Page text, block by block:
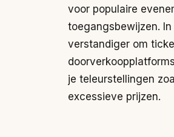
voor populaire
toegangsbewijzen.
verstandiger om
je teleurstellingen
excessieve prijzen.